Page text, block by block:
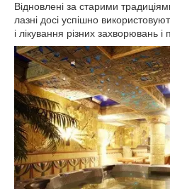
Відновлені за старими
лазні досі успішно
і лікування різних захворювань